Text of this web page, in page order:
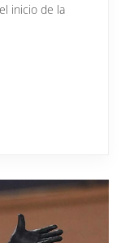
inicio de la